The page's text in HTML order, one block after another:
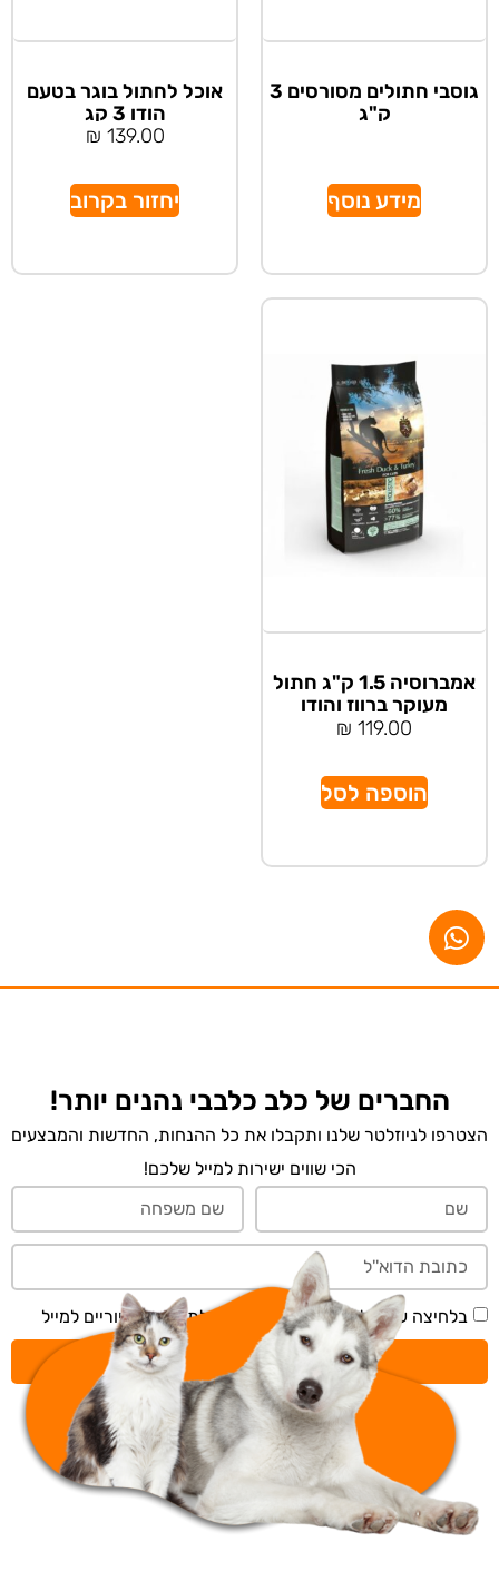
גוסבי חתולים מסורסים 3
ק"ג
מידע נוסף
אוכל לחתול בוגר בטעם
הודו 3 קג
139.00
₪
יחזור בקרוב
אמברוסיה 1.5 ק"ג חתול
מעוקר ברווז והודו
119.00
₪
הוספה לסל
החברים של כלב כלבבי נהנים יותר!
הצטרפו לניוזלטר שלנו ותקבלו את כל ההנחות, החדשות והמבצעים
הכי שווים ישירות למייל שלכם!
בלחיצה על 'שליחה' אני מאשר/ת קבלת תכנים דיוריים למייל
שליחה